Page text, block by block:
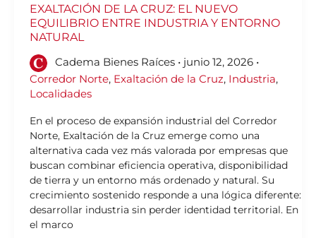
EXALTACIÓN DE LA CRUZ: EL NUEVO
EQUILIBRIO ENTRE INDUSTRIA Y ENTORNO
NATURAL
Cadema Bienes Raíces • junio 12, 2026 •
Corredor Norte, Exaltación de la Cruz, Industria,
Localidades
En el proceso de expansión industrial del Corredor
Norte, Exaltación de la Cruz emerge como una
alternativa cada vez más valorada por empresas que
buscan combinar eficiencia operativa, disponibilidad
de tierra y un entorno más ordenado y natural. Su
crecimiento sostenido responde a una lógica diferente:
desarrollar industria sin perder identidad territorial. En
el marco